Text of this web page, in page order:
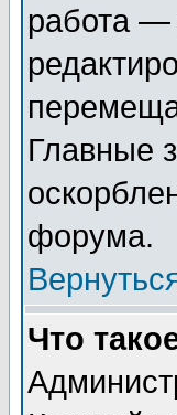
работа —
Главные
форума.
Что